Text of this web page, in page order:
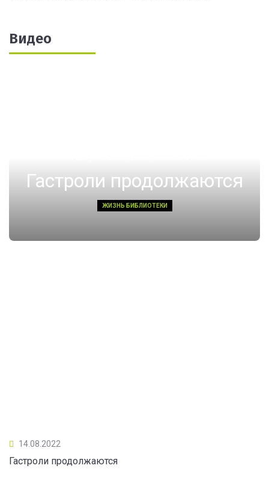
Видео
Гастроли продолжаются
ЖИЗНЬ БИБЛИОТЕКИ
14.08.2022
Гастроли продолжаются